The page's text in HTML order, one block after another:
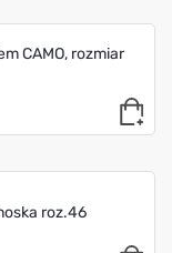
CAMO, rozmiar
roz.46